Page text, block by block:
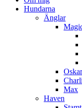
Hundarna
Änglar
Oskar
Max
Haven